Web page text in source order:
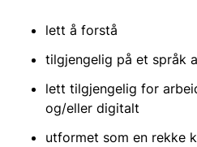
lett å forstå
tilgjengelig på et språk
lett tilgjengelig for
og/eller digitalt
utformet som en rekke